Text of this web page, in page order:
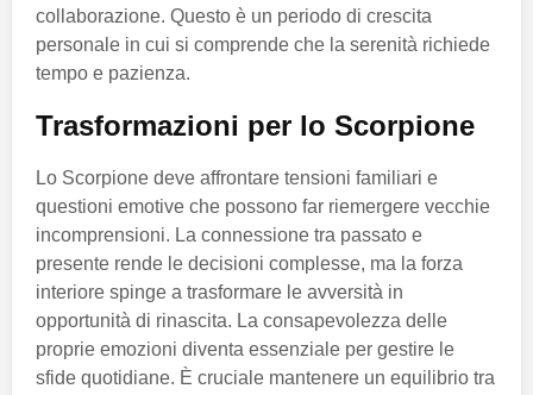
collaborazione. Questo è un periodo di crescita
personale in cui si comprende che la serenità richiede
tempo e pazienza.
Trasformazioni per lo Scorpione
Lo Scorpione deve affrontare tensioni familiari e
questioni emotive che possono far riemergere vecchie
incomprensioni. La connessione tra passato e
presente rende le decisioni complesse, ma la forza
interiore spinge a trasformare le avversità in
opportunità di rinascita. La consapevolezza delle
proprie emozioni diventa essenziale per gestire le
sfide quotidiane. È cruciale mantenere un equilibrio tra